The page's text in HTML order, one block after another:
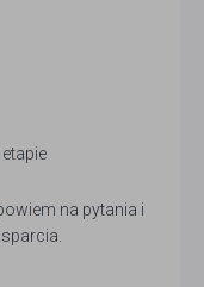
na pytania i